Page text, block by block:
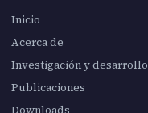
Inicio
Acerca de
Investigación y desarrollo
Publicaciones
Downloads